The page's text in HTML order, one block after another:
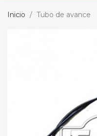
Inicio Tubo de avance